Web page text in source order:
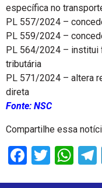
específica no
PL 557/2024 –
PL 559/2024 –
PL 564/2024 – institui
tributária
PL 571/2024 – altera
direta
Fonte: NSC
Compartilhe essa
Facebook